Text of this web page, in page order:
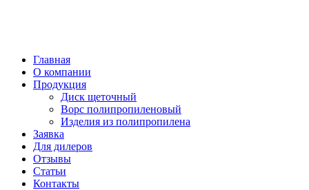
Главная
О компании
Продукция
Диск щеточный
Ворс полипропиленовый
Изделия из полипропилена
Заявка
Для дилеров
Отзывы
Статьи
Контакты